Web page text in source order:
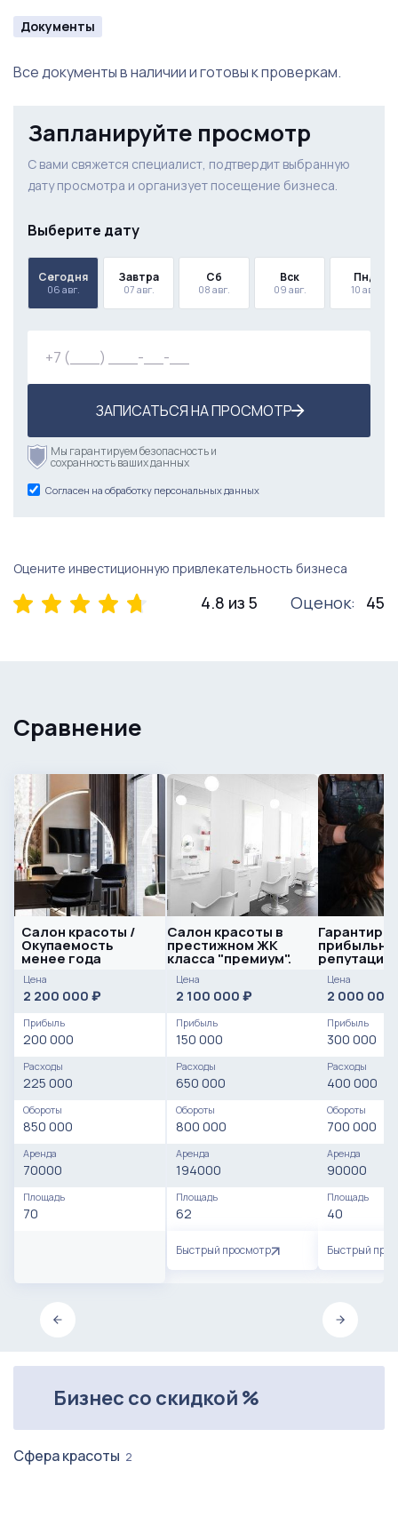
Документы
Все документы в наличии и готовы к проверкам.
Запланируйте просмотр
С вами свяжется специалист, подтвердит выбранную
дату просмотра и организует посещение бизнеса.
Выберите дату
Сегодня
06 авг.
Завтра
07 авг.
Сб
08 авг.
Вск
09 авг.
Пнд
10 авг.
ЗАПИСАТЬСЯ НА ПРОСМОТР
Мы гарантируем безопасность и
сохранность ваших данных
Согласен на обработку персональных данных
Оцените инвестиционную привлекательность бизнеса
4.8 из 5 Оценок: 45
Сравнение
Салон красоты /
Окупаемость
менее года
Цена
2 200 000 ₽
Прибыль
200 000
Расходы
225 000
Обороты
850 000
Аренда
70000
Площадь
70
Салон красоты в
престижном ЖК
класса "премиум".
Цена
2 100 000 ₽
Прибыль
150 000
Расходы
650 000
Обороты
800 000
Аренда
194000
Площадь
62
Быстрый просмотр
Цена
2 000 000
Прибыль
300 000
Расходы
400 000
Обороты
700 000
Аренда
90000
Площадь
40
Быстрый
Бизнес со скидкой %
Сфера красоты 2